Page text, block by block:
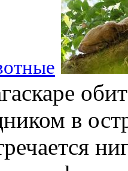
в